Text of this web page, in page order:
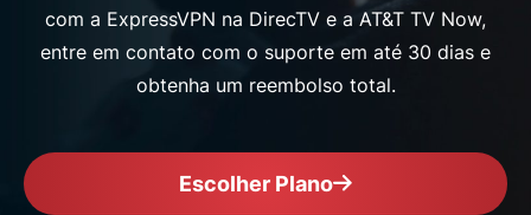
com a ExpressVPN na DirecTV e a AT&T TV Now,
entre em contato com o suporte em até 30 dias e
obtenha um reembolso total.
Escolher Plano